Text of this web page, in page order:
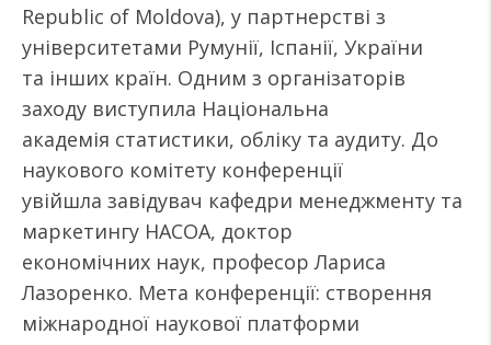
Republic of Moldova), у партнерстві з
університетами Румунії, Іспанії, України
та інших країн. Одним з організаторів
заходу виступила Національна
академія статистики, обліку та аудиту. До
наукового комітету конференції
увійшла завідувач кафедри менеджменту та
маркетингу НАСОА, доктор
економічних наук, професор Лариса
Лазоренко. Мета конференції: створення
міжнародної наукової платформи